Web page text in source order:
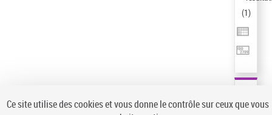
(1)
Ce site utilise des cookies et vous donne le contrôle sur ceux que vous